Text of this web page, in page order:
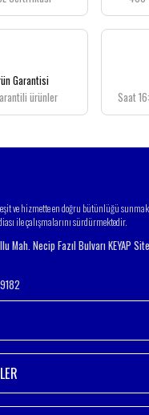
bozuk veya görüntülenemiyor.
farklı alternatifler olmalı.
Garantisi
ürünler
Saat
ve hizmette en doğru bütünlüğü
ile çalışmalarını sürdürmektedir.
Mah. Necip Fazıl Bulvarı KEYAP